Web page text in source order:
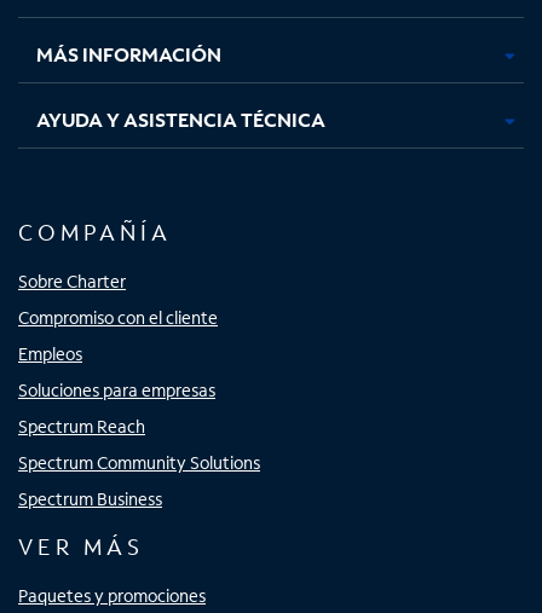
nuevanuevanuevanueva
MÁS INFORMACIÓN
AYUDA Y ASISTENCIA TÉCNICA
COMPAÑÍA
Sobre Charter
Compromiso con el cliente
Empleos
Soluciones para empresas
Spectrum Reach
Spectrum Community Solutions
Spectrum Business
VER MÁS
Paquetes y promociones